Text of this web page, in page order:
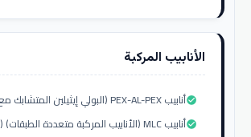
الأنابيب المركبة
أنابيب PEX-AL-PEX (البولي إيثيلين المتشابك مع الألومنيوم)check_circle
أنابيب MLC (الأنابيب المركبة متعددة الطبقات) (MLC Pipes)check_circle